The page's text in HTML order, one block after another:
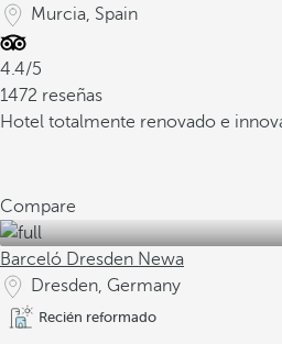
Murcia, Spain
4.4/5
1472 reseñas
Hotel totalmente renovado e
Compare
Barceló Dresden Newa
Dresden, Germany
Recién reformado